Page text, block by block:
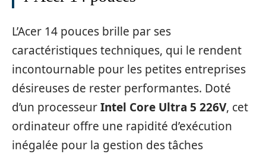
L’Acer 14 pouces brille par ses
caractéristiques techniques, qui le rendent
incontournable pour les petites entreprises
désireuses de rester performantes. Doté
d’un processeurIntel Core Ultra 5 226V, cet
ordinateur offre une rapidité d’exécution
inégalée pour la gestion des tâches